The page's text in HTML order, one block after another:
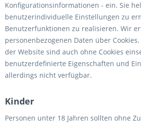
Konfigurationsinformationen - ein. Sie
benutzerindividuelle Einstellungen zu
Benutzerfunktionen zu realisieren. Wir
personenbezogenen Daten über
der Website sind auch ohne Cookies
benutzerdefinierte Eigenschaften und
allerdings nicht verfügbar.
Kinder
Personen unter 18 Jahren sollten ohne